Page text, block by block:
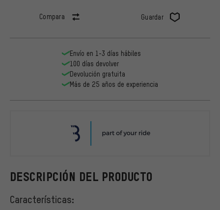
Compara Guardar
DESCRIPCIÓN DEL PRODUCTO
Características:
Envío en 1-3 días hábiles
100 días devolver
Devolución gratuita
Más de 25 años de experiencia